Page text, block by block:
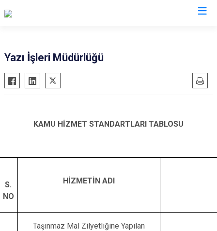
Abana
Ağlı
Daday
Devrekani
Doğanyurt
Küre
Taşköprü
Yazı İşleri Müdürlüğü
KAMU HİZMET STANDARTLARI TABLOSU
S.
NO
HİZMETİN ADI
Taşınmaz Mal Zilyetliğine Yapılan